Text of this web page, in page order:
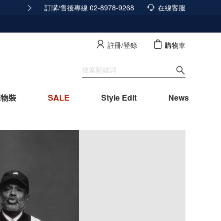
積分發放調整公告查看詳情
訂購/售後專線 02-8978-9268 在線客服
註冊/登錄 購物車
裝 SALE Style Edit News